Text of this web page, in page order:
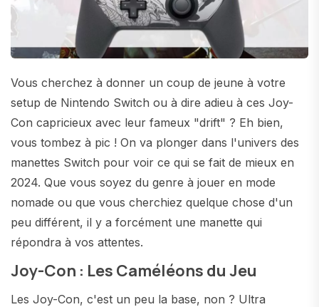
Vous cherchez à donner un coup de jeune à votre
setup de Nintendo Switch ou à dire adieu à ces Joy-
Con capricieux avec leur fameux "drift" ? Eh bien,
vous tombez à pic ! On va plonger dans l'univers des
manettes Switch pour voir ce qui se fait de mieux en
2024. Que vous soyez du genre à jouer en mode
nomade ou que vous cherchiez quelque chose d'un
peu différent, il y a forcément une manette qui
répondra à vos attentes.
Joy-Con : Les Caméléons du Jeu
Les Joy-Con, c'est un peu la base, non ? Ultra